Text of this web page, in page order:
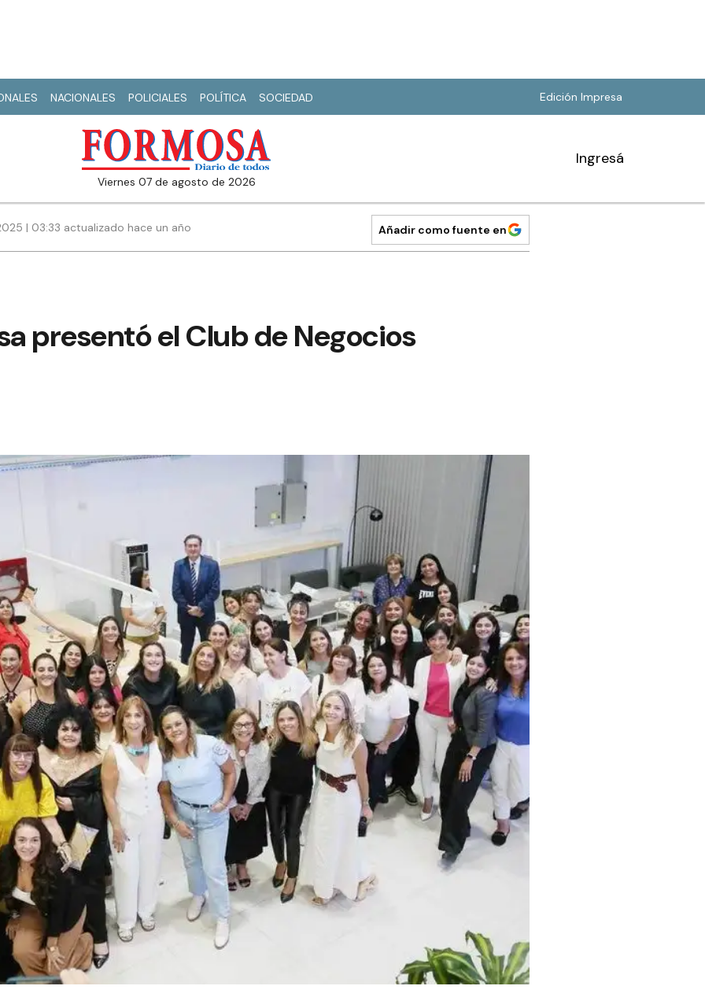
NACIONALES POLICIALES POLÍTICA SOCIEDAD Edición Impresa
viernes 07 de agosto de 2026
Ingresá
| 03:33 actualizado hace un año Añadir como fuente en
presentó el Club de Negocios